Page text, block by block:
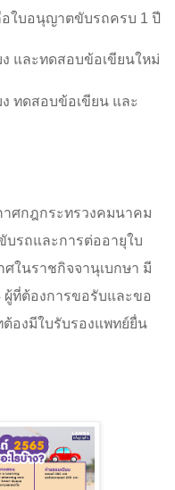
ใบอนุญาตขับรถครบ 1 ปี
และทดสอบข้อเขียนใหม่
ทดสอบข้อเขียน และ
าศกฎกระทรวงคมนาคม
บรถและการต่ออายุใบ
ศในราชกิจจานุเบกษา มี
ผู้ที่ต้องการขอรับและขอ
องมีใบรับรองแพทย์ยื่น